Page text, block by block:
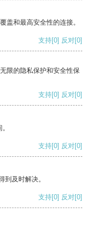
盖和最高安全性的连接。
支持[0] 反对[0]
限的隐私保护和安全性保
支持[0] 反对[0]
支持[0] 反对[0]
到及时解决。
支持[0] 反对[0]